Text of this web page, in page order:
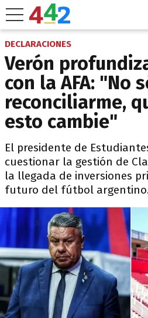
DECLARACIONES
Verón
con la AFA: "No
reconciliarme,
esto cambie"
El presidente de
cuestionar la gestión de
la llegada de inversiones
futuro del fútbol